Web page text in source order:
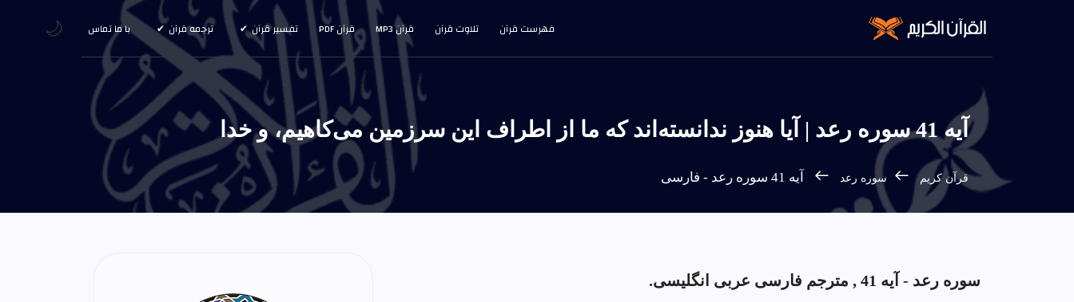
فهرست قرآن تلاوت قرآن قرآن MP3 قرآن PDF تفسیر قرآن ترجمه قرآن با ما تماس
آیه 41 سوره رعد | آيا هنوز ندانسته‌اند كه ما از اطراف اين سرزمين مى‌كاهيم، و خدا
قرآن كريم سوره رعد آیه 41 سوره رعد - فارسی
سوره رعد - آیه 41 , مترجم فارسی عربی انگلیسی.
🌙